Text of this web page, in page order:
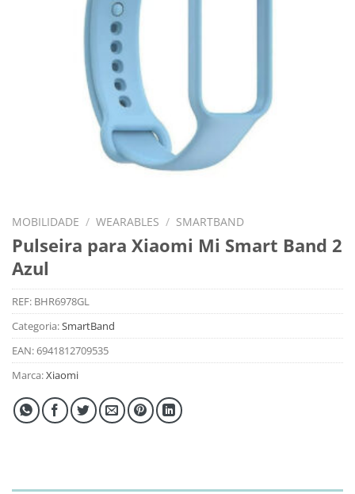
MOBILIDADE / WEARABLES / SMARTBAND
Pulseira para Xiaomi Mi Smart Band 2
Azul
REF: BHR6978GL
Categoria:SmartBand
EAN:6941812709535
Marca:Xiaomi